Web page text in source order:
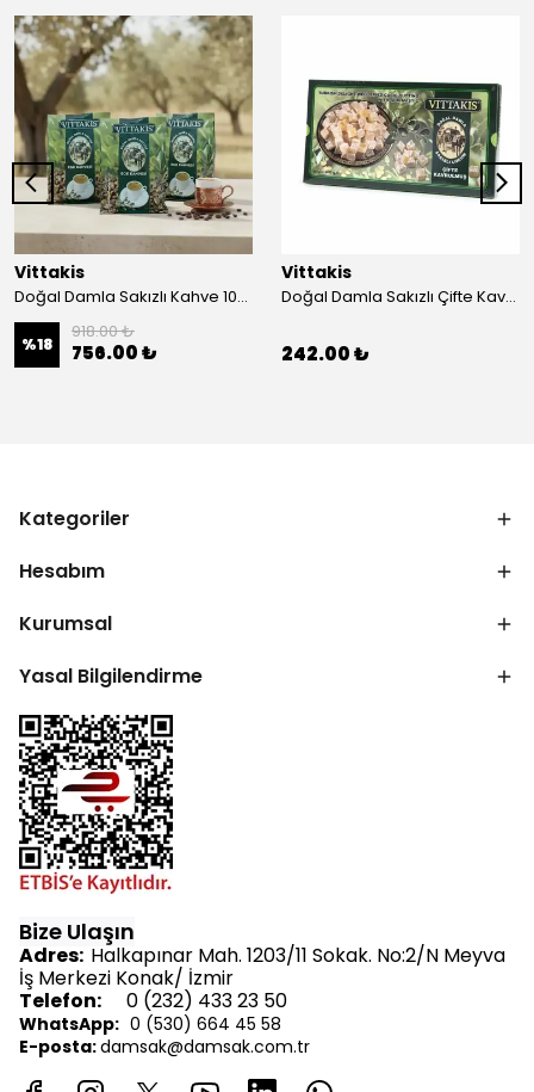
Vittakis
Doğal Damla Sakızlı Kahve 100 gr. EGE -3'lü Paket
%18
918.00 ₺
756.00 ₺
Vittakis
Doğal Damla Sakızlı Çifte Kavrulmuş Lokum 400 gr.
242.00 ₺
Kategoriler
Hesabım
Kurumsal
Yasal Bilgilendirme
Bize Ulaşın
Adres: Halkapınar Mah. 1203/11 Sokak. No:2/N Meyva
İş Merkezi Konak/ İzmir
Telefon: 0 (232) 433 23 50
WhatsApp: 0 (530) 664 45 58
E-posta:damsak@damsak.com.tr